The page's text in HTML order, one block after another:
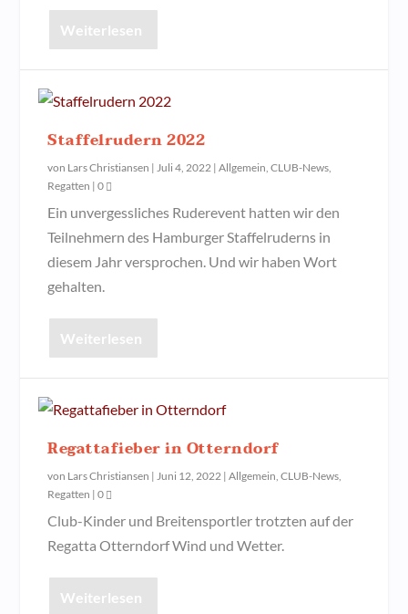
Weiterlesen
Staffelrudern 2022
von Lars Christiansen |Juli 4, 2022 |Allgemein,CLUB-News,
Regatten |0
Ein unvergessliches Ruderevent hatten wir den
Teilnehmern des Hamburger Staffelruderns in
diesem Jahr versprochen. Und wir haben Wort
gehalten.
Weiterlesen
Regattafieber in Otterndorf
von Lars Christiansen |Juni 12, 2022 |Allgemein,CLUB-News,
Regatten |0
Club-Kinder und Breitensportler trotzten auf der
Regatta Otterndorf Wind und Wetter.
Weiterlesen